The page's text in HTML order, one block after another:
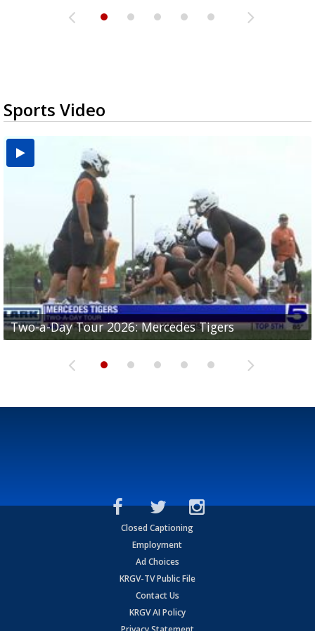
Sports Video
Two-a-Day Tour 2026: Mercedes Tigers
Two-a-Day Tour 2026: Progreso Red Ants
Two-a-Day Tour 2026: Donna Redskins
Two-a-Day Tour 2026: Brownsville Pace Vikings
Two-a-Day Tour 2026: La Joya Coyotes
Closed Captioning
Employment
Ad Choices
KRGV-TV Public File
Contact Us
KRGV AI Policy